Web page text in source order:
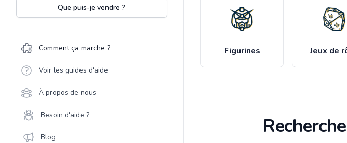
Que puis-je vendre ?
Comment ça marche ?
Voir les guides d'aide
À propos de nous
Besoin d'aide ?
Blog
Figurines Jeux de